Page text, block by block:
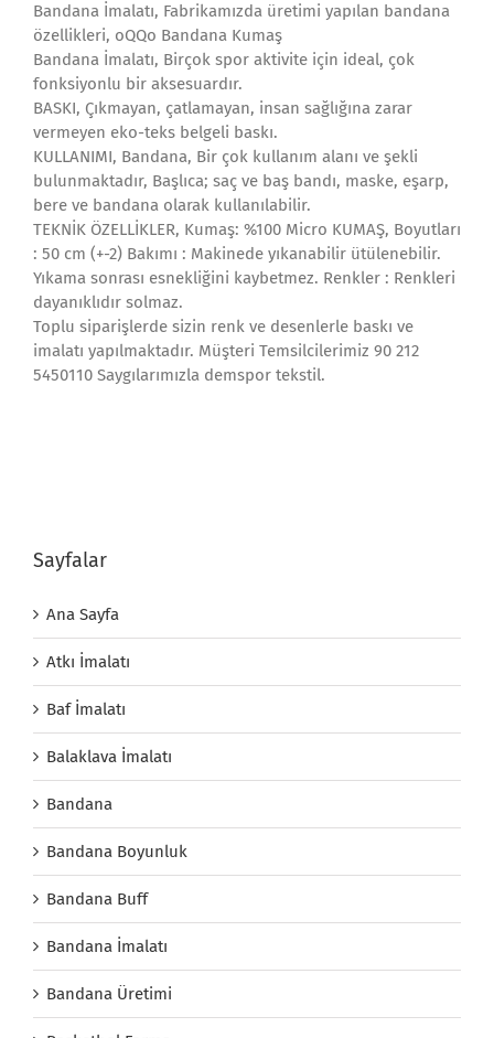
Bandana İmalatı, Fabrikamızda üretimi yapılan bandana
özellikleri, oQQo Bandana Kumaş
Bandana İmalatı, Birçok spor aktivite için ideal, çok
fonksiyonlu bir aksesuardır.
BASKI, Çıkmayan, çatlamayan, insan sağlığına zarar
vermeyen eko-teks belgeli baskı.
KULLANIMI, Bandana, Bir çok kullanım alanı ve şekli
bulunmaktadır, Başlıca; saç ve baş bandı, maske, eşarp,
bere ve bandana olarak kullanılabilir.
TEKNİK ÖZELLİKLER, Kumaş: %100 Micro KUMAŞ, Boyutları
: 50 cm (+-2) Bakımı : Makinede yıkanabilir ütülenebilir.
Yıkama sonrası esnekliğini kaybetmez. Renkler : Renkleri
dayanıklıdır solmaz.
Toplu siparişlerde sizin renk ve desenlerle baskı ve
imalatı yapılmaktadır. Müşteri Temsilcilerimiz 90 212
5450110 Saygılarımızla demspor tekstil.
Sayfalar
Ana Sayfa
Atkı İmalatı
Baf İmalatı
Balaklava İmalatı
Bandana
Bandana Boyunluk
Bandana Buff
Bandana İmalatı
Bandana Üretimi